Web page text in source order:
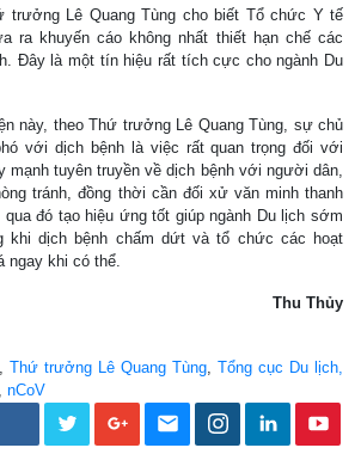
trưởng Lê Quang Tùng cho biết Tổ chức Y tế
ra khuyến cáo không nhất thiết hạn chế các
Đây là một tín hiệu rất tích cực cho ngành Du
này, theo Thứ trưởng Lê Quang Tùng, sự chủ
với dịch bệnh là việc rất quan trọng đối với
mạnh tuyên truyền về dịch bệnh với người dân,
tránh, đồng thời cần đối xử văn minh thanh
đó tạo hiệu ứng tốt giúp ngành Du lịch sớm
khi dịch bệnh chấm dứt và tổ chức các hoạt
ngay khi có thể.
Thu Thủy
Thứ trưởng Lê Quang Tùng Tổng cục Du lịch,
nCoV